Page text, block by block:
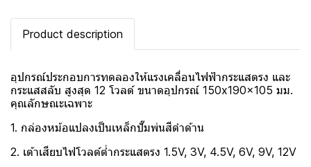
Product description
อุปกรณ์ประกอบการทดลองให้แรงเคลื่อนไฟฟ้ากระแสตรง และ
กระแสสลับ สูงสุด 12 โวลต์ ขนาดอุปกรณ์ 150x190x105 มม.
คุณลักษณะเฉพาะ
1. กล่องหม้อแปลงเป็นเหล็กปั๊มพ่นสีดำด้าน
2. เต้าเสียบไฟโวลต์ต่ำกระแสตรง 1.5V, 3V, 4.5V, 6V, 9V, 12V